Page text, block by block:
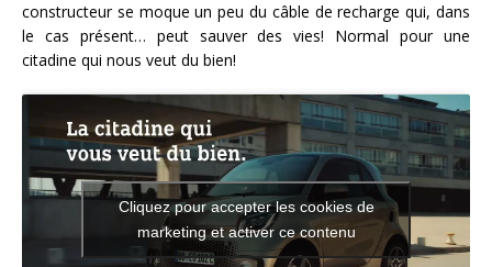
constructeur se moque un peu du câble de recharge qui, dans
le cas présent… peut sauver des vies! Normal pour une
citadine qui nous veut du bien!
Cliquez pour accepter les cookies de
marketing et activer ce contenu